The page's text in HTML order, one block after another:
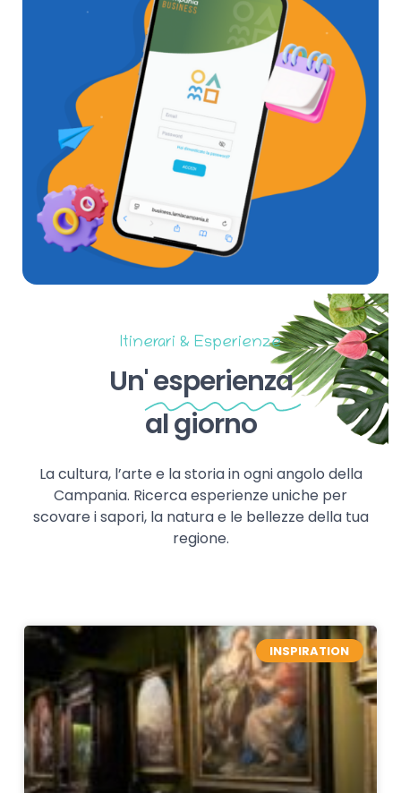
Itinerari & Esperienze
Un'esperienza
al giorno
La cultura, l’arte e la storia in ogni angolo della
Campania. Ricerca esperienze uniche per
scovare i sapori, la natura e le bellezze della tua
regione.
INSPIRATION